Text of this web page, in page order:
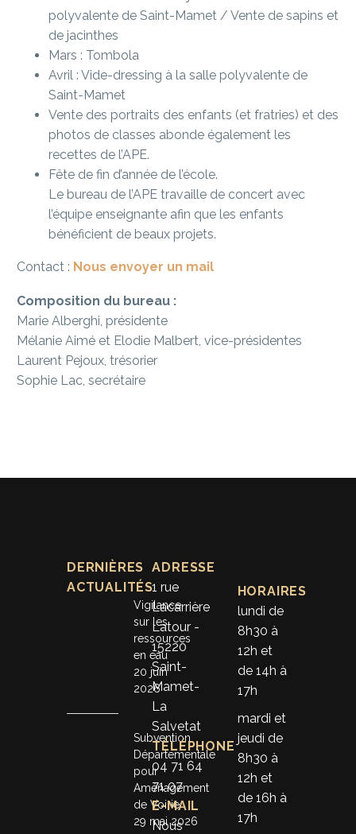
polyvalente de Saint-Mamet / Vente de sapins et
de jacinthes
Mars : Tombola
Avril : Vide-dressing à la salle polyvalente de
Saint-Mamet
Vente des portraits des enfants (et fratries) et des
photos de classes abonde également les
recettes de l’APE.
Fête de fin d’année de l’école.
Le bureau de l’APE travaille de concert avec
l’équipe enseignante afin que les enfants
bénéficient de beaux projets.
Contact : Nous envoyer un mail
Composition du bureau :
Marie Alberghi, présidente
Mélanie Aimé et Elodie Malbert, vice-présidentes
Laurent Pejoux, trésorier
Sophie Lac, secrétaire
DERNIÈRES
ACTUALITÉS
Vigilance
sur les
ressources
en eau
20 juin
2026
Subvention
Départementale
pour
Aménagement
de Voirie
29 mai 2026
ADRESSE
1 rue
Lacarrière
Latour -
15220
Saint-
Mamet-
La
Salvetat
TÉLÉPHONE
04 71 64
71 07
E-MAIL
Nous
HORAIRES
lundi de
8h30 à
12h et
de 14h à
17h
mardi et
jeudi de
8h30 à
12h et
de 16h à
17h